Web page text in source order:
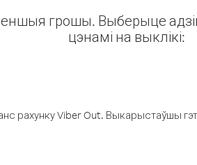
грошы. Выберыце
цэнамі на выклікі:
рахунку Viber Out. Выкарыстаўшы